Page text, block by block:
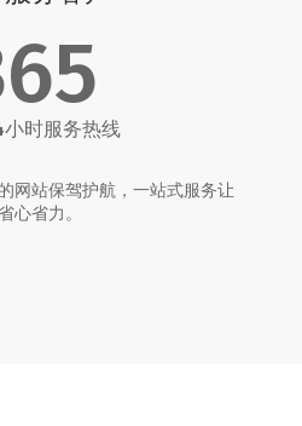
时服务热线
网站保驾护航，一站式服务让
心省力。